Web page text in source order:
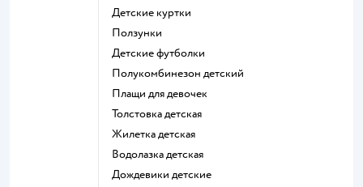
Детские куртки
Ползунки
Детские футболки
Полукомбинезон детский
Плащи для девочек
Толстовка детская
Жилетка детская
Водолазка детская
Дождевики детские